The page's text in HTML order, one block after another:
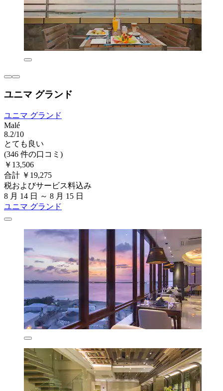
ユニマ グランド
ユニマ グランド
Malé
8.2/10
とても良い
(346 件の口コミ)
￥13,506
合計 ￥19,275
税およびサービス料込み
8 月 14 日 ～ 8 月 15 日
ユニマ グランド